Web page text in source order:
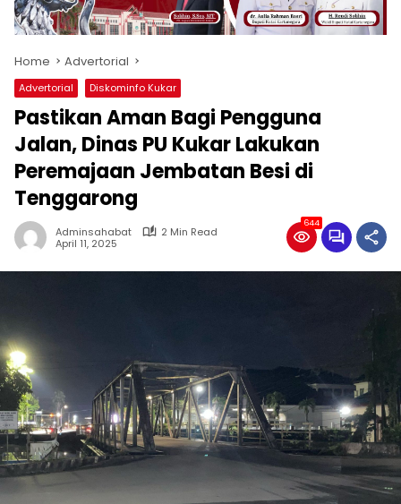
Home Advertorial
Advertorial Diskominfo Kukar
Pastikan Aman Bagi Pengguna
Jalan, Dinas PU Kukar Lakukan
Peremajaan Jembatan Besi di
Tenggarong
Adminsahabat
2 Min Read
April 11, 2025
644